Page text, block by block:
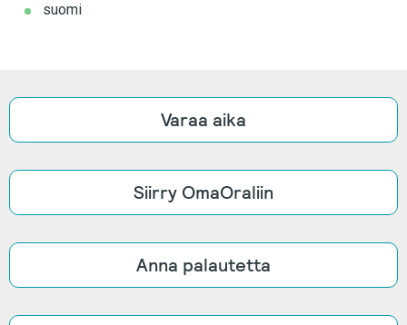
suomi
Varaa aika
Siirry OmaOraliin
Anna palautetta